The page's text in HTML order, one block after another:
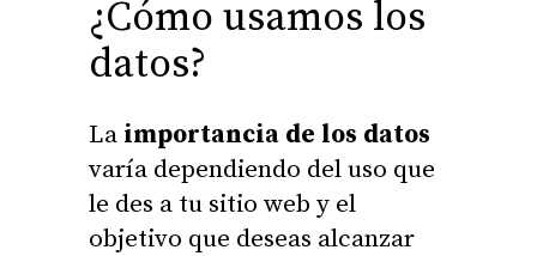
¿Cómo usamos los
datos?
La importancia de los datos
varía dependiendo del uso que
le des a tu sitio web y el
objetivo que deseas alcanzar